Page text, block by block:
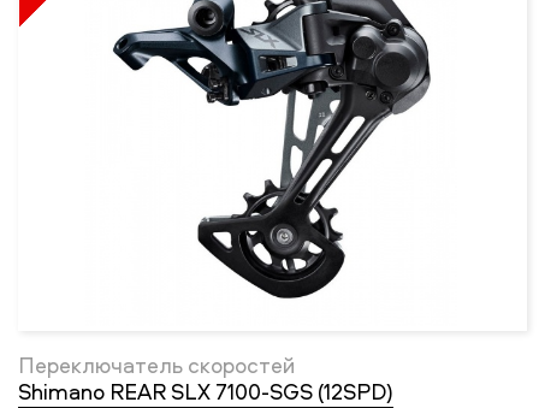
Переключатель скоростей
Shimano REAR SLX 7100-SGS (12SPD)